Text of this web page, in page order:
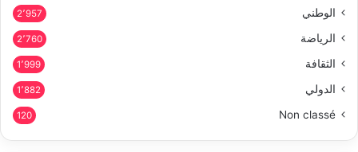
الوطني 2٬957
الرياضة 2٬760
الثقافة 1٬999
الدولي 1٬882
Non classé
120